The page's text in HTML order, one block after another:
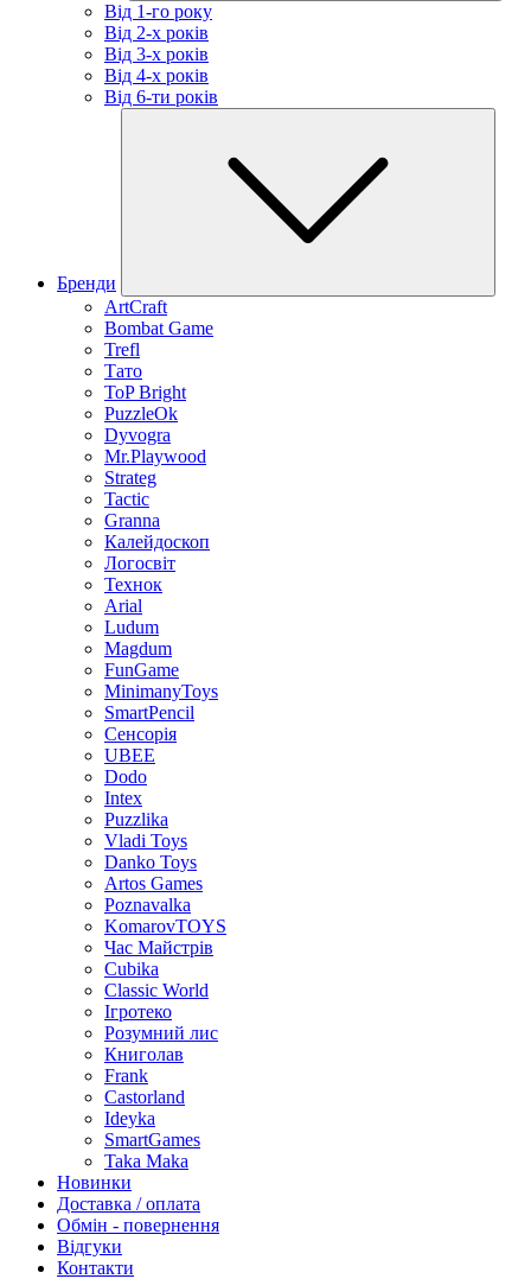
Від 1-го року
Від 2-х років
Від 3-х років
Від 4-х років
Від 6-ти років
Бренди
ArtCraft
Bombat Game
Trefl
Тато
ToP Bright
PuzzleOk
Dyvogra
Mr.Playwood
Strateg
Tactic
Granna
Калейдоскоп
Логосвіт
Технок
Arial
Ludum
Magdum
FunGame
MinimanyToys
SmartPencil
Сенсорія
UBEE
Dodo
Intex
Puzzlika
Vladi Toys
Danko Toys
Artos Games
Poznavalka
KomarovTOYS
Час Майстрів
Cubika
Classic World
Ігротеко
Розумний лис
Книголав
Frank
Castorland
Ideyka
SmartGames
Taka Maka
Новинки
Доставка / оплата
Обмін - повернення
Відгуки
Контакти